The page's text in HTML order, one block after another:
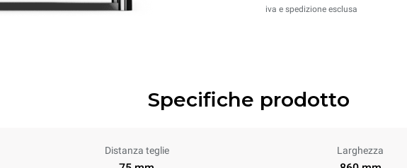
iva e spedizione esclusa
Specifiche prodotto
Distanza teglie Larghezza